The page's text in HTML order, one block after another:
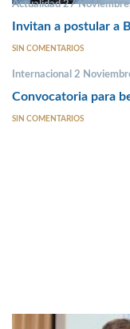
Actualidad 27
Invitan a postular a
SIN COMENTARIOS
Internacional 2
Convocatoria para
SIN COMENTARIOS